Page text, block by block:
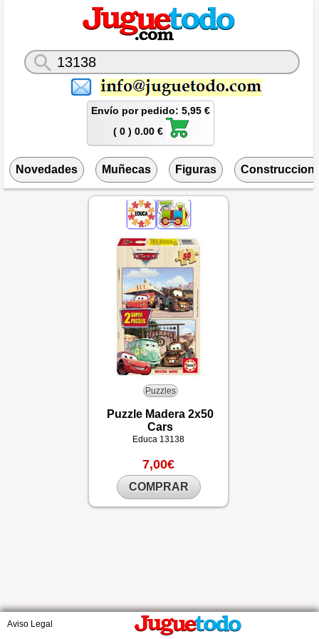
Envío por pedido: 5,95 €
( 0 ) 0.00 €
Novedades Muñecas Figuras
Puzzles
Puzzle Madera 2x50
Cars
Educa 13138
7,00€
COMPRAR
Aviso Legal